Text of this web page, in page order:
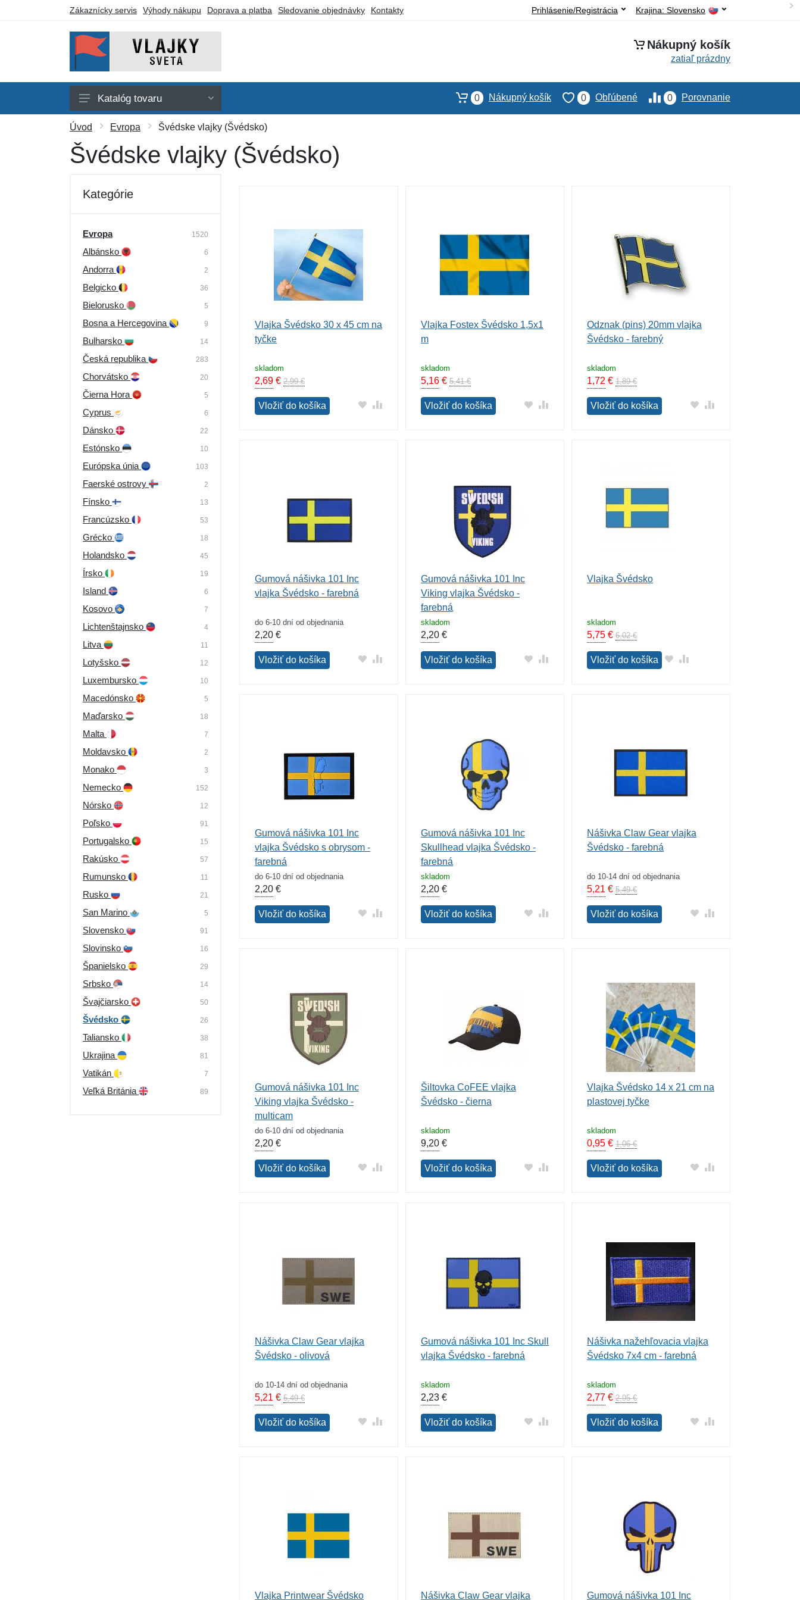
Zákaznícky servis Výhody nákupu Doprava a platba Sledovanie objednávky Kontakty Krajina: Slovensko
Prihlásenie/Registrácia
Nákupný košík
zatiaľ prázdny
Afrika
Amerika
Ázia
Iné vlajky
Darčekové poukazy
Výpredaj
Katalóg tovaru 0 Porovnanie
0 Obľúbené
0 Nákupný košík
Úvod Evropa Švédske vlajky (Švédsko)
Švédske vlajky (Švédsko)
Kategórie
Evropa 1520
Albánsko 6
Andorra 2
Belgicko 36
Bielorusko 5
Bosna a Hercegovina 9
Bulharsko 14
Česká republika 283
Chorvátsko 20
Čierna Hora 5
Cyprus 6
Dánsko 22
Estónsko 10
Európska únia 103
Faerské ostrovy 2
Fínsko 13
Francúzsko 53
Grécko 18
Holandsko 45
Írsko 19
Island 6
Kosovo 7
Lichtenštajnsko 4
Litva 11
Lotyšsko 12
Luxembursko 10
Macedónsko 5
Maďarsko 18
Malta 7
Moldavsko 2
Monako 3
Nemecko 152
Nórsko 12
Poľsko 91
Portugalsko 15
Rakúsko 57
Rumunsko 11
Rusko 21
San Marino 5
Slovensko 91
Slovinsko 16
Španielsko 29
Srbsko 14
Švajčiarsko 50
Švédsko 26
Taliansko 38
Ukrajina 81
Vatikán 7
Veľká Británia 89
Vlajka Švédsko 30 x 45 cm na
tyčke
skladom
2,69 € 2,99 €
Vložiť do košíka
Vlajka Fostex Švédsko 1,5x1
m
skladom
5,16€ 5,41 €
Vložiť do košíka
Odznak (pins) 20mm vlajka
Švédsko - farebný
skladom
1,72 € 1,89 €
Vložiť do košíka
Gumová nášivka 101 Inc
vlajka Švédsko - farebná
do 6-10 dní od objednania
2,20 €
Vložiť do košíka
Gumová nášivka 101 Inc
Viking vlajka Švédsko -
farebná
skladom
2,20€
Vložiť do košíka
Vlajka Švédsko
skladom
5,75€ 6,02 €
Vložiť do košíka
Gumová nášivka 101 Inc
vlajka Švédsko s obrysom -
farebná
do 6-10 dní od objednania
2,20 €
Vložiť do košíka
Gumová nášivka 101 Inc
Skullhead vlajka Švédsko -
farebná
skladom
2,20€
Vložiť do košíka
Nášivka Claw Gear vlajka
Švédsko - farebná
do 10-14 dní od objednania
5,21 € 5,49 €
Vložiť do košíka
Gumová nášivka 101 Inc
Viking vlajka Švédsko -
multicam
do 6-10 dní od objednania
2,20 €
Vložiť do košíka
Šiltovka CoFEE vlajka
Švédsko - čierna
skladom
9,20€
Vložiť do košíka
Vlajka Švédsko 14 x 21 cm na
plastovej tyčke
skladom
0,95€ 1,06 €
Vložiť do košíka
Nášivka Claw Gear vlajka
Švédsko - olivová
do 10-14 dní od objednania
5,21 € 5,49 €
Vložiť do košíka
Gumová nášivka 101 Inc Skull
vlajka Švédsko - farebná
skladom
2,23€
Vložiť do košíka
Nášivka nažehľovacia vlajka
Švédsko 7x4 cm - farebná
skladom
2,77€ 2,95 €
Vložiť do košíka
Vlajka Printwear Švédsko
Nášivka Claw Gear vlajka
Gumová nášivka 101 Inc